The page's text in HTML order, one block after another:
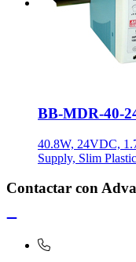
BB-MDR-40-
40.8W, 24VDC,
Supply, Slim
Contactar con